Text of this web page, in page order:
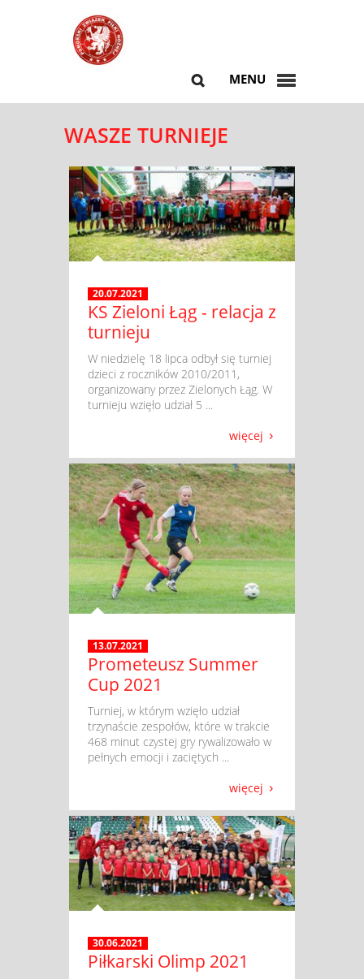
MENU
WASZE TURNIEJE
20.07.2021
KS Zieloni Łąg - relacja z
turnieju
​ W niedzielę 18 lipca odbył się turniej
dzieci z roczników 2010/2011,
organizowany przez Zielonych Łąg. W
turnieju wzięło udział 5 ...
więcej
13.07.2021
Prometeusz Summer
Cup 2021
​ Turniej, w którym wzięło udział
trzynaście zespołów, które w trakcie
468 minut czystej gry rywalizowało w
pełnych emocji i zaciętych ...
więcej
30.06.2021
Piłkarski Olimp 2021